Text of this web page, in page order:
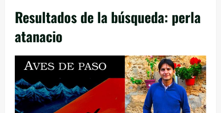
Resultados de la búsqueda: perla
atanacio